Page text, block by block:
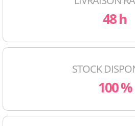
48 h
STOCK
100 %